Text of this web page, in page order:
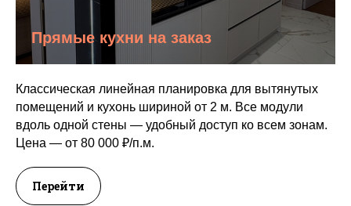
Прямые кухни на заказ
Классическая линейная планировка для вытянутых
помещений и кухонь шириной от 2 м. Все модули
вдоль одной стены — удобный доступ ко всем зонам.
Цена — от 80 000 ₽/п.м.
Перейти